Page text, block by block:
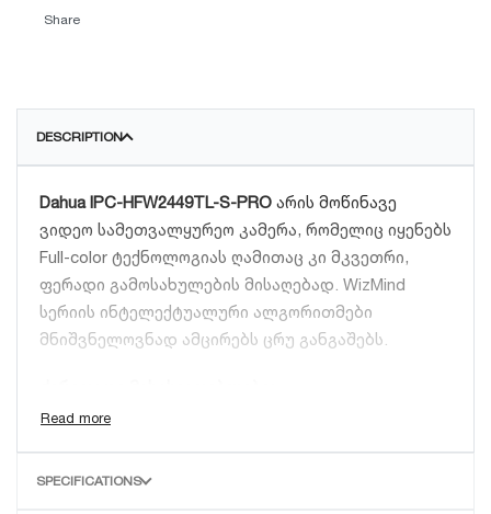
Share
DESCRIPTION
Dahua IPC-HFW2449TL-S-PRO არის მოწინავე
ვიდეო სამეთვალყურეო კამერა, რომელიც იყენებს
Full-color ტექნოლოგიას ღამითაც კი მკვეთრი,
ფერადი გამოსახულების მისაღებად. WizMind
სერიის ინტელექტუალური ალგორითმები
მნიშვნელოვნად ამცირებს ცრუ განგაშებს.
Full-color ტექნოლოგია:
SPECIFICATIONS